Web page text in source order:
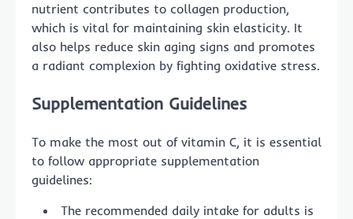
nutrient contributes to collagen production,
which is vital for maintaining skin elasticity. It
also helps reduce skin aging signs and promotes
a radiant complexion by fighting oxidative stress.
Supplementation Guidelines
To make the most out of vitamin C, it is essential
to follow appropriate supplementation
guidelines:
The recommended daily intake for adults is